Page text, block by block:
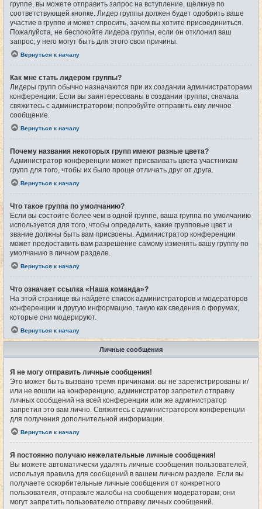
группе, вы можете отправить запрос на вступление, щёлкнув по
соответствующей кнопке. Лидер группы должен будет одобрить ваше
участие в группе и может спросить, зачем вы хотите присоединиться.
Пожалуйста, не беспокойте лидера группы, если он отклонил ваш
запрос; у него могут быть для этого свои причины.
Вернуться к началу
Как мне стать лидером группы?
Лидеры групп обычно назначаются при их создании администраторами
конференции. Если вы заинтересованы в создании группы, сначала
свяжитесь с администратором; попробуйте отправить ему личное
сообщение.
Вернуться к началу
Почему названия некоторых групп имеют разные цвета?
Администратор конференции может присваивать цвета участникам
групп для того, чтобы их было проще отличать друг от друга.
Вернуться к началу
Что такое группа по умолчанию?
Если вы состоите более чем в одной группе, ваша группа по умолчанию
используется для того, чтобы определить, какие групповые цвет и
звание должны быть вам присвоены. Администратор конференции
может предоставить вам разрешение самому изменять вашу группу по
умолчанию в личном разделе.
Вернуться к началу
Что означает ссылка «Наша команда»?
На этой странице вы найдёте список администраторов и модераторов
конференции и другую информацию, такую как сведения о форумах,
которые они модерируют.
Вернуться к началу
Личные сообщения
Я не могу отправить личные сообщения!
Это может быть вызвано тремя причинами: вы не зарегистрированы и/
или не вошли на конференцию, администратор запретил отправку
личных сообщений на всей конференции или же администратор
запретил это вам лично. Свяжитесь с администратором конференции
для получения дополнительной информации.
Вернуться к началу
Я постоянно получаю нежелательные личные сообщения!
Вы можете автоматически удалять личные сообщения пользователей,
используя правила для сообщений в вашем личном разделе. Если вы
получаете оскорбительные личные сообщения от конкретного
пользователя, отправьте жалобы на сообщения модераторам; они
могут запретить пользователю отправку личных сообщений.